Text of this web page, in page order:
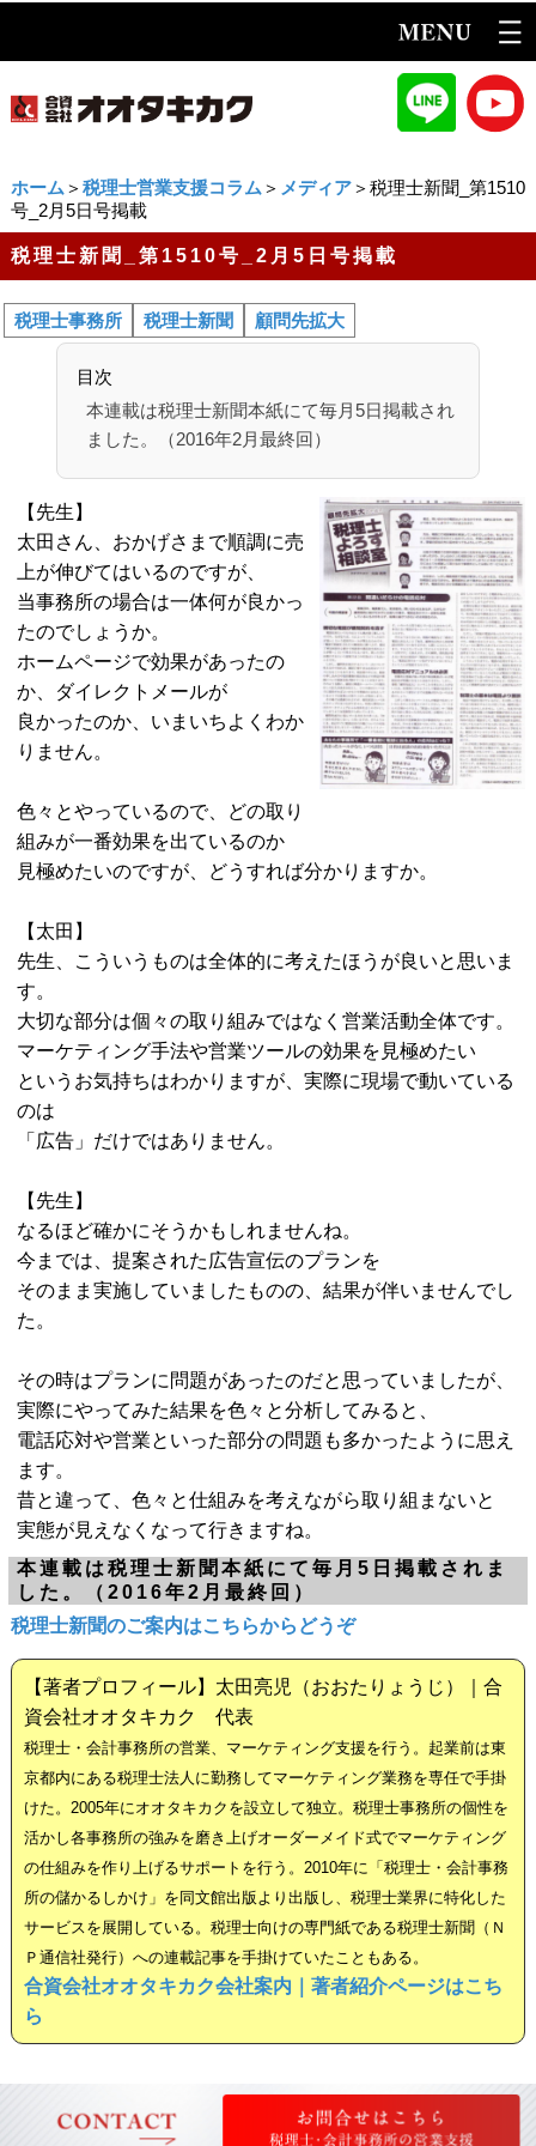
ホーム ＞ 税理士営業支援コラム ＞ メディア＞税理士新聞_第1510
号_2月5日号掲載
税理士新聞_第1510号_2月5日号掲載
税理士事務所 税理士新聞 顧問先拡大
目次
本連載は税理士新聞本紙にて毎月5日掲載され
ました。（2016年2月最終回）
【先生】
太田さん、おかげさまで順調に売
上が伸びてはいるのですが、
当事務所の場合は一体何が良かっ
たのでしょうか。
ホームページで効果があったの
か、ダイレクトメールが
良かったのか、いまいちよくわか
りません。
色々とやっているので、どの取り
組みが一番効果を出ているのか
見極めたいのですが、どうすれば分かりますか。
【太田】
先生、こういうものは全体的に考えたほうが良いと思いま
す。
大切な部分は個々の取り組みではなく営業活動全体です。
マーケティング手法や営業ツールの効果を見極めたい
というお気持ちはわかりますが、実際に現場で動いている
のは
「広告」だけではありません。
【先生】
なるほど確かにそうかもしれませんね。
今までは、提案された広告宣伝のプランを
そのまま実施していましたものの、結果が伴いませんでし
た。
その時はプランに問題があったのだと思っていましたが、
実際にやってみた結果を色々と分析してみると、
電話応対や営業といった部分の問題も多かったように思え
ます。
昔と違って、色々と仕組みを考えながら取り組まないと
実態が見えなくなって行きますね。
本連載は税理士新聞本紙にて毎月5日掲載されま
した。（2016年2月最終回）
税理士新聞のご案内はこちらからどうぞ
【著者プロフィール】太田亮児（おおたりょうじ）｜合
資会社オオタキカク 代表
税理士・会計事務所の営業、マーケティング支援を行う。起業前は東
京都内にある税理士法人に勤務してマーケティング業務を専任で手掛
けた。2005年にオオタキカクを設立して独立。税理士事務所の個性を
活かし各事務所の強みを磨き上げオーダーメイド式でマーケティング
の仕組みを作り上げるサポートを行う。2010年に「税理士・会計事務
所の儲かるしかけ」を同文館出版より出版し、税理士業界に特化した
サービスを展開している。税理士向けの専門紙である税理士新聞（Ｎ
Ｐ通信社発行）への連載記事を手掛けていたこともある。
合資会社オオタキカク会社案内｜著者紹介ページはこち
ら